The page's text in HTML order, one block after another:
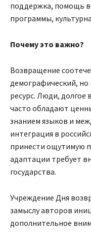
поддержка, помощь
программы,
Почему это важно?
Возвращение
демографический,
ресурс. Люди,
часто обладают
знанием языков и
интеграция в
принести ощутимую
адаптации требует
государства.
Учреждение Дня
замыслу авторов
дополнительное